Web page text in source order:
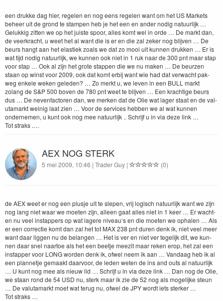
een drukke dag hier, rege­len en nog eens rege­len want om het US Mar­kets
beheer uit de grond te stam­p­en heb je het een en ander nodig natu­urlijk …
Gelukkig zit­ten we op het juiste spoor, alles komt wel in orde … De markt dan,
de veerkracht, u weet het al want die is er en die zal zek­er nog bli­jven … De
beurs hangt aan het elastiek zoals we dat zo mooi uit kun­nen drukken … Er is
wat tijd nodig natu­urlijk, we kun­nen ook niet in 1 ruk naar de 300 pnt maar stap
voor stap … Ook al zijn het grote stap­pen die we nu mak­en … De beurzen
staan op winst voor2009, ook dat komt erbij want wie had dat verwacht pak­
weg enkele weken gele­den? … Zo merkt u, we lev­en in een BULL markt
zolang de S&P500 boven de 780 pnt weet te bli­jven … Een krachtige beurs
dus … De neven­fac­toren dan, we merken dat de Olie wat lager staat en de val­
u­ta­markt weinig laat zien … Voor de ser­vices hebben we al wat kun­nen
onderne­men, u kunt ook nog mee natu­urlijk .. Schri­jf u in via deze link …
Tot straks .…
AEX NOG STERK
5 mei 2009, 10:46 | Trader Guy | (0)
de AEXweet er nog een plus­je uit te slepen, vrij logisch natu­urlijk want we zijn
nog lang niet waar we moeten zijn, alleen gaat alles niet in 1 keer … Er wacht­
en nu veel instap­pers op wat lagere niveau‘s en die moeten we ophalen … Als
er een cor­rec­tie komt dan zal het tot MAX238 pnt duren denk ik, niet veel meer
want daar liggen nu de belan­gen … Het is ver en niet ver tegelijk dit, we kun­
nen daar snel naar­toe als het een beet­je meez­it maar reken erop, het zal een
instap­per voor LONGwor­den denk ik, ofwel neem ik aan … Van­daag heb ik al
een plan­net­je gemaakt daar­voor, de leden weten de ins and outs al natu­urlijk
… U kunt nog mee als nieuw lid … Schri­jf u in via deze link … Dan nog de Olie,
we staan rond de 54 USD nu, sterk maar ik zie de 52 nog als mogelijke ste­un
… De val­u­ta­markt moet wat terug nu, ofwel de JPYwordt iets sterk­er …
Tot straks …